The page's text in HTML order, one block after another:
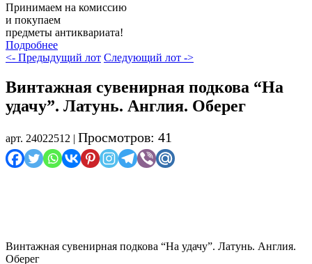
Принимаем на комиссию
и покупаем
предметы антиквариата!
Подробнее
<- Предыдущий лот Следующий лот ->
Винтажная сувенирная подкова “На
удачу”. Латунь. Англия. Оберег
арт. 24022512 | Просмотров: 41
Винтажная сувенирная подкова “На удачу”. Латунь. Англия.
Оберег